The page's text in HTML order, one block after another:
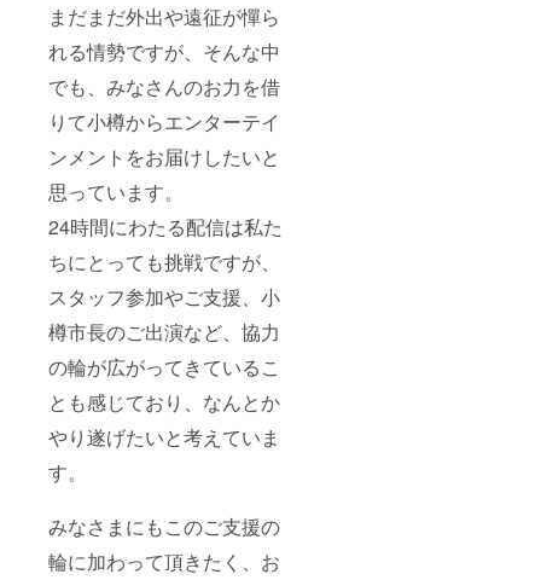
まだまだ外出や遠征が憚ら
れる情勢ですが、そんな中
でも、みなさんのお力を借
りて小樽からエンターテイ
ンメントをお届けしたいと
思っています。
24時間にわたる配信は私た
ちにとっても挑戦ですが、
スタッフ参加やご支援、小
樽市長のご出演など、協力
の輪が広がってきているこ
とも感じており、なんとか
やり遂げたいと考えていま
す。
みなさまにもこのご支援の
輪に加わって頂きたく、お